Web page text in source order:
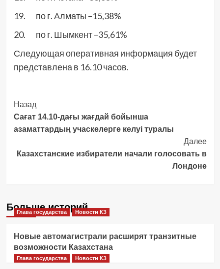
19. по г. Алматы –15,38%
20. по г. Шымкент –35,61%
Следующая оперативная информация будет
представлена в 16.10 часов.
Post
Navigation
Назад
Сағат 14.10-дағы жағдай бойынша
азаматтардың учаскелерге келуі туралы
Далее
Казахстанские избиратели начали голосовать в
Лондоне
Больше историй
Глава государства Новости КЗ
Новые автомагистрали расширят транзитные
возможности Казахстана
Глава государства Новости КЗ